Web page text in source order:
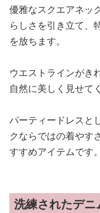
優雅なスクエアネッ
らしさを引き立て、
を放ちます。
ウエストラインがき
自然に美しく見せて
パーティードレスと
クならではの着やす
すすめアイテムです。
洗練されたデ